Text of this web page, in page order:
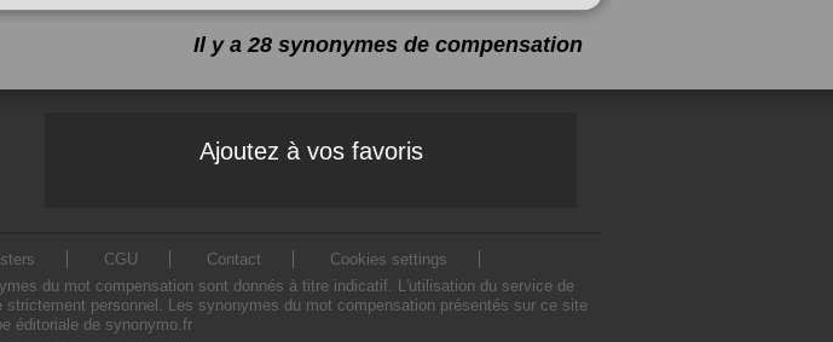
Il y a 28 synonymes de compensation
Ajoutez à vos favoris
CGU Contact
Cookies settings
du mot compensation sont donnés à titre indicatif. L'utilisation du service de
personnel. Les synonymes du mot compensation présentés sur ce site
éditoriale de synonymo.fr